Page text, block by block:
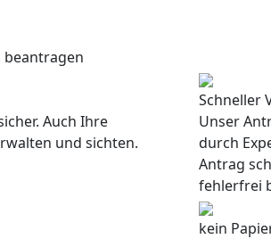
beantragen
Auch Ihre
und sichten.
Schneller
Unser
durch
Antrag
fehlerfrei
kein